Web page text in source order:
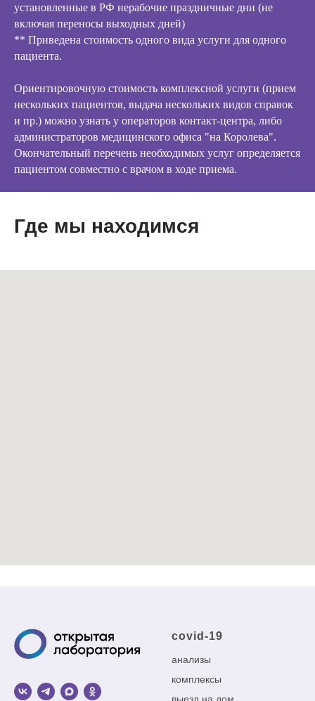
установленные в РФ нерабочие праздничные дни (не
включая переносы выходных дней)
** Приведена стоимость одного вида услуги для одного
пациента.
Ориентировочную стоимость комплексной услуги (прием
нескольких пациентов, выдача нескольких видов справок
и пр.) можно узнать у операторов контакт-центра, либо
администраторов медицинского офиса "на Королева".
Окончательный перечень необходимых услуг определяется
пациентом совместно с врачом в ходе приема.
Где мы находимся
covid-19
анализы
комплексы